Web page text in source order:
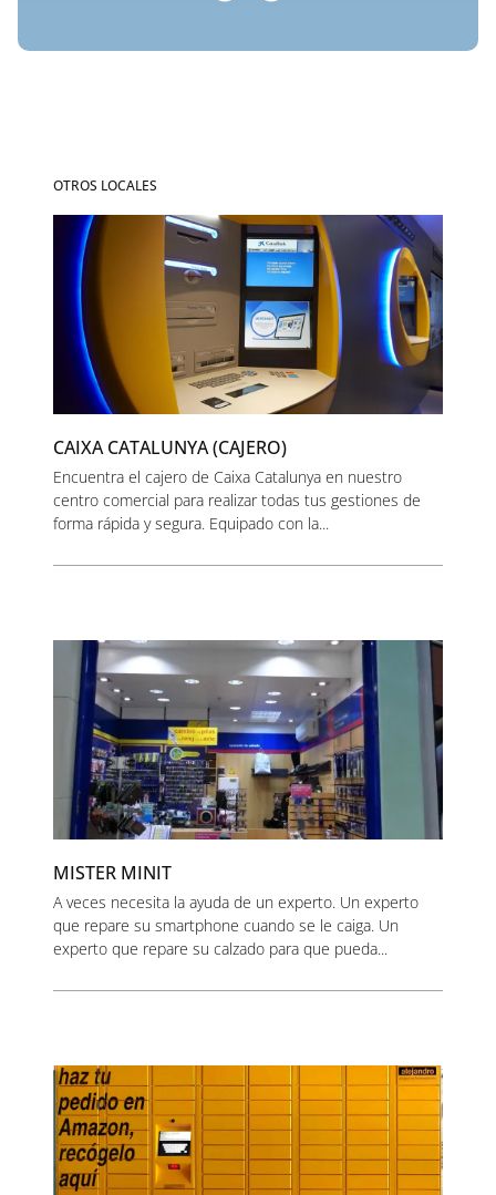
OTROS LOCALES
CAIXA CATALUNYA (CAJERO)
Encuentra el cajero de Caixa Catalunya en nuestro
centro comercial para realizar todas tus gestiones de
forma rápida y segura. Equipado con la...
MISTER MINIT
A veces necesita la ayuda de un experto. Un experto
que repare su smartphone cuando se le caiga. Un
experto que repare su calzado para que pueda...